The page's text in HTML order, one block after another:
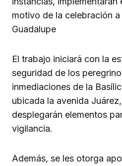
motivo de la celebración
Guadalupe
El trabajo iniciará con la
seguridad de los
inmediaciones de la
ubicada la avenida
desplegarán elementos
vigilancia.
Además, se les otorga